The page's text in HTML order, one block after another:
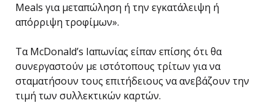
Meals για μεταπώληση ή την εγκατάλειψη ή
απόρριψη τροφίμων».
Τα McDonald’s Ιαπωνίας είπαν επίσης ότι θα
συνεργαστούν με ιστότοπους τρίτων για να
σταματήσουν τους επιτήδειους να ανεβάζουν την
τιμή των συλλεκτικών καρτών.